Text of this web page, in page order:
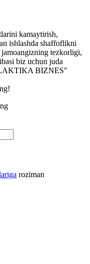
kamaytirish,
ishlashda shaffoflikni
tezkorligi,
biz uchun juda
BIZNES"
roziman